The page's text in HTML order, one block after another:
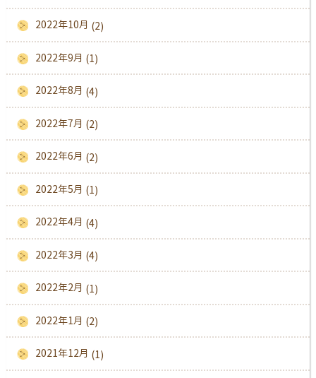
2022年10月 (2)
2022年9月 (1)
2022年8月 (4)
2022年7月 (2)
2022年6月 (2)
2022年5月 (1)
2022年4月 (4)
2022年3月 (4)
2022年2月 (1)
2022年1月 (2)
2021年12月 (1)